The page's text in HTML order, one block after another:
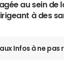
au sein de
à des
Infos à ne pas